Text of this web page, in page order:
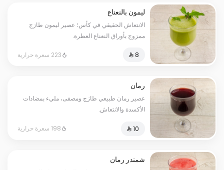
ليمون بالنعناع
الانتعاش الحقيقي في كأس؛ عصير ليمون طازج
ممزوج بأوراق النعناع العطرة.
223 سعرة حرارية
رمان
عصير رمان طبيعي طازج ومصفى، مليء بمضادات
الأكسدة والانتعاش.
198 سعرة حرارية
شمندر رمان